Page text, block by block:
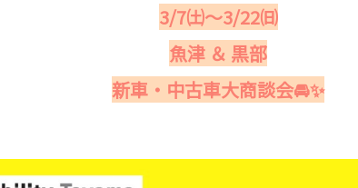
3/7㈯～3/22㈰
魚津 ＆ 黒部
新車・中古車大商談会🚘✨